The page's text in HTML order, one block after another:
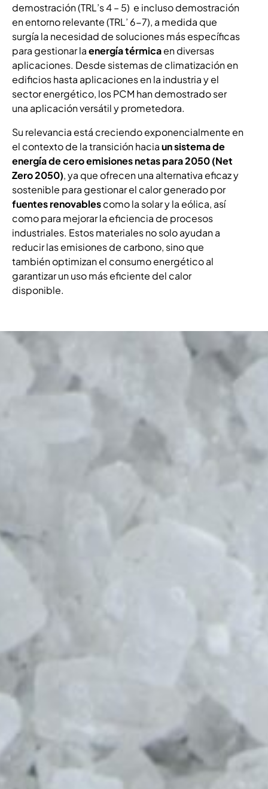
demostración (TRL’s 4 – 5) e incluso demostración
en entorno relevante (TRL’ 6-7), a medida que
surgía la necesidad de soluciones más específicas
para gestionar laenergía térmicaen diversas
aplicaciones. Desde sistemas de climatización en
edificios hasta aplicaciones en la industria y el
sector energético, los PCM han demostrado ser
una aplicación versátil y prometedora.
Su relevancia está creciendo exponencialmente en
el contexto de la transición haciaun sistema de
energía de cero emisiones netas para 2050 (Net
Zero 2050), ya que ofrecen una alternativa eficaz y
sostenible para gestionar el calor generado por
fuentes renovablescomo la solar y la eólica, así
como para mejorar la eficiencia de procesos
industriales. Estos materiales no solo ayudan a
reducir las emisiones de carbono, sino que
también optimizan el consumo energético al
garantizar un uso más eficiente del calor
disponible.